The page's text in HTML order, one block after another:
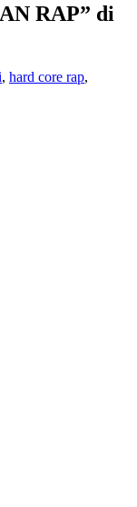
RAP” di
, hard core rap,